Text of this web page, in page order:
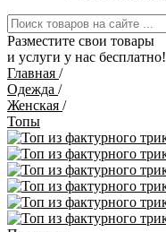
Разместите свои товары
и услуги у нас бесплатно!
Главная /
Одежда /
Женская /
Топы